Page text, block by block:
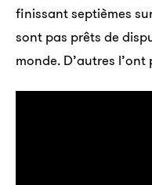
finissant septièmes
sont pas prêts de
monde. D’autres